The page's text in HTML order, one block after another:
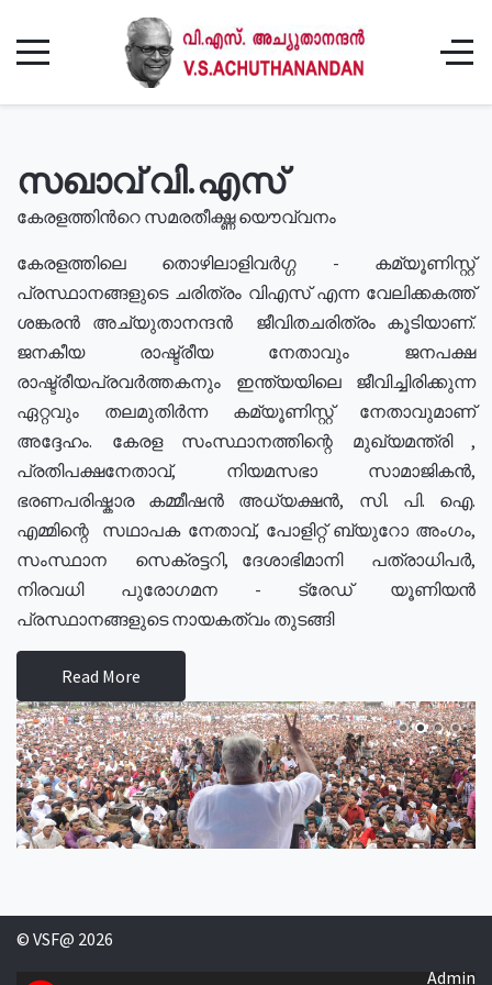
സഖാവ് വി.എസ്
കേരളത്തിൻറെ സമരതീക്ഷ്ണ യൌവ്വനം
കേരളത്തിലെ തൊഴിലാളിവർഗ്ഗ - കമ്യൂണിസ്റ്റ്
പ്രസ്ഥാനങ്ങളുടെ ചരിത്രം വിഎസ് എന്ന വേലിക്കകത്ത്
ശങ്കരൻ അച്യുതാനന്ദൻ ജീവിതചരിത്രം കൂടിയാണ്.
ജനകീയ രാഷ്ട്രീയ നേതാവും ജനപക്ഷ
രാഷ്ട്രീയപ്രവർത്തകനും ഇന്ത്യയിലെ ജീവിച്ചിരിക്കുന്ന
ഏറ്റവും തലമുതിർന്ന കമ്യൂണിസ്റ്റ് നേതാവുമാണ്
അദ്ദേഹം. കേരള സംസ്ഥാനത്തിന്റെ മുഖ്യമന്ത്രി ,
പ്രതിപക്ഷനേതാവ്, നിയമസഭാ സാമാജികൻ,
ഭരണപരിഷ്കാര കമ്മീഷൻ അധ്യക്ഷൻ, സി. പി. ഐ.
എമ്മിന്റെ സഥാപക നേതാവ്, പോളിറ്റ് ബ്യുറോ അംഗം,
സംസ്ഥാന സെക്രട്ടറി, ദേശാഭിമാനി പത്രാധിപർ,
നിരവധി പുരോഗമന - ട്രേഡ് യൂണിയൻ
പ്രസ്ഥാനങ്ങളുടെ നായകത്വം തുടങ്ങി
Read More
© VSF@ 2026
Admin